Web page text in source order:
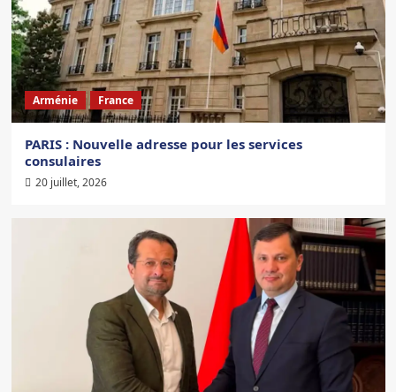
Arménie France
PARIS : Nouvelle adresse pour les services
consulaires
20 juillet, 2026